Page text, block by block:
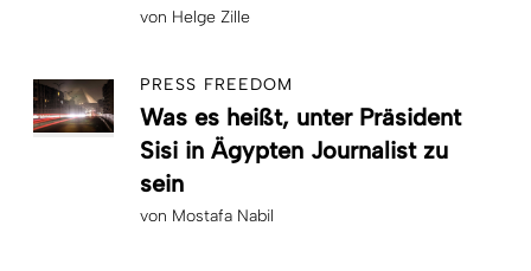
von Helge Zille
PRESS FREEDOM
Was es heißt, unter Präsident
Sisi in Ägypten Journalist zu
sein
von Mostafa Nabil